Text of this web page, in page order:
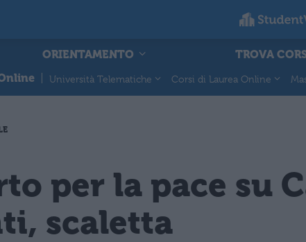
ORIENTAMENTO TROVA
Università Telematiche Corsi di Laurea Online
per la pace su
scaletta